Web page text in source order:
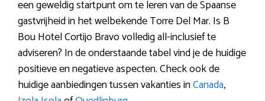
een geweldig startpunt om te leren van de Spaanse
gastvrijheid in het welbekende Torre Del Mar. Is B
Bou Hotel Cortijo Bravo volledig all-inclusief te
adviseren? In de onderstaande tabel vind je de huidige
positieve en negatieve aspecten. Check ook de
huidige aanbiedingen tussen vakanties inCanada,